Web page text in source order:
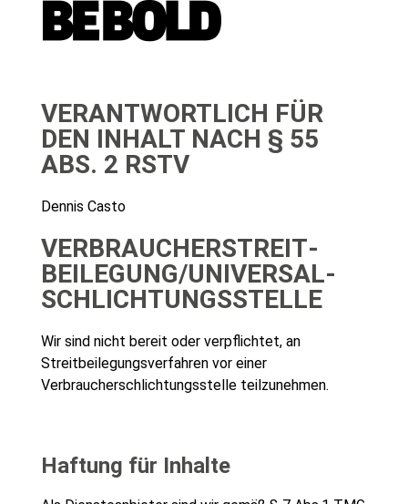
VERANTWORTLICH FÜR
DEN INHALT NACH § 55
ABS. 2 RSTV
Dennis Casto
VERBRAUCHER­STREIT­
BEILEGUNG/UNIVERSAL­
SCHLICHTUNGS­STELLE
Wir sind nicht bereit oder verpflichtet, an
Streitbeilegungsverfahren vor einer
Verbraucherschlichtungsstelle teilzunehmen.
Haftung für Inhalte